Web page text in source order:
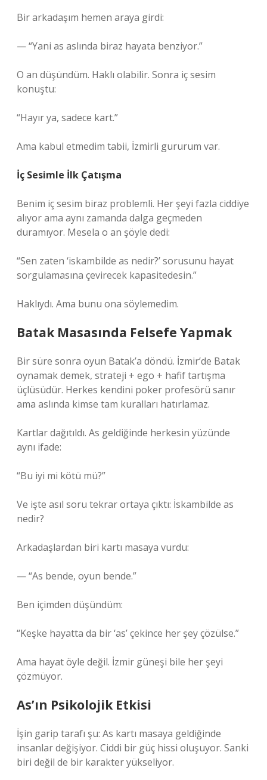
Bir arkadaşım hemen araya girdi:
— “Yani as aslında biraz hayata benziyor.”
O an düşündüm. Haklı olabilir. Sonra iç sesim
konuştu:
“Hayır ya, sadece kart.”
Ama kabul etmedim tabii, İzmirli gururum var.
İç Sesimle İlk Çatışma
Benim iç sesim biraz problemli. Her şeyi fazla ciddiye
alıyor ama aynı zamanda dalga geçmeden
duramıyor. Mesela o an şöyle dedi:
“Sen zaten ‘iskambilde as nedir?’ sorusunu hayat
sorgulamasına çevirecek kapasitedesin.”
Haklıydı. Ama bunu ona söylemedim.
Batak Masasında Felsefe Yapmak
Bir süre sonra oyun Batak’a döndü. İzmir’de Batak
oynamak demek, strateji + ego + hafif tartışma
üçlüsüdür. Herkes kendini poker profesörü sanır
ama aslında kimse tam kuralları hatırlamaz.
Kartlar dağıtıldı. As geldiğinde herkesin yüzünde
aynı ifade:
“Bu iyi mi kötü mü?”
Ve işte asıl soru tekrar ortaya çıktı: İskambilde as
nedir?
Arkadaşlardan biri kartı masaya vurdu:
— “As bende, oyun bende.”
Ben içimden düşündüm:
“Keşke hayatta da bir ‘as’ çekince her şey çözülse.”
Ama hayat öyle değil. İzmir güneşi bile her şeyi
çözmüyor.
As’ın Psikolojik Etkisi
İşin garip tarafı şu: As kartı masaya geldiğinde
insanlar değişiyor. Ciddi bir güç hissi oluşuyor. Sanki
biri değil de bir karakter yükseliyor.